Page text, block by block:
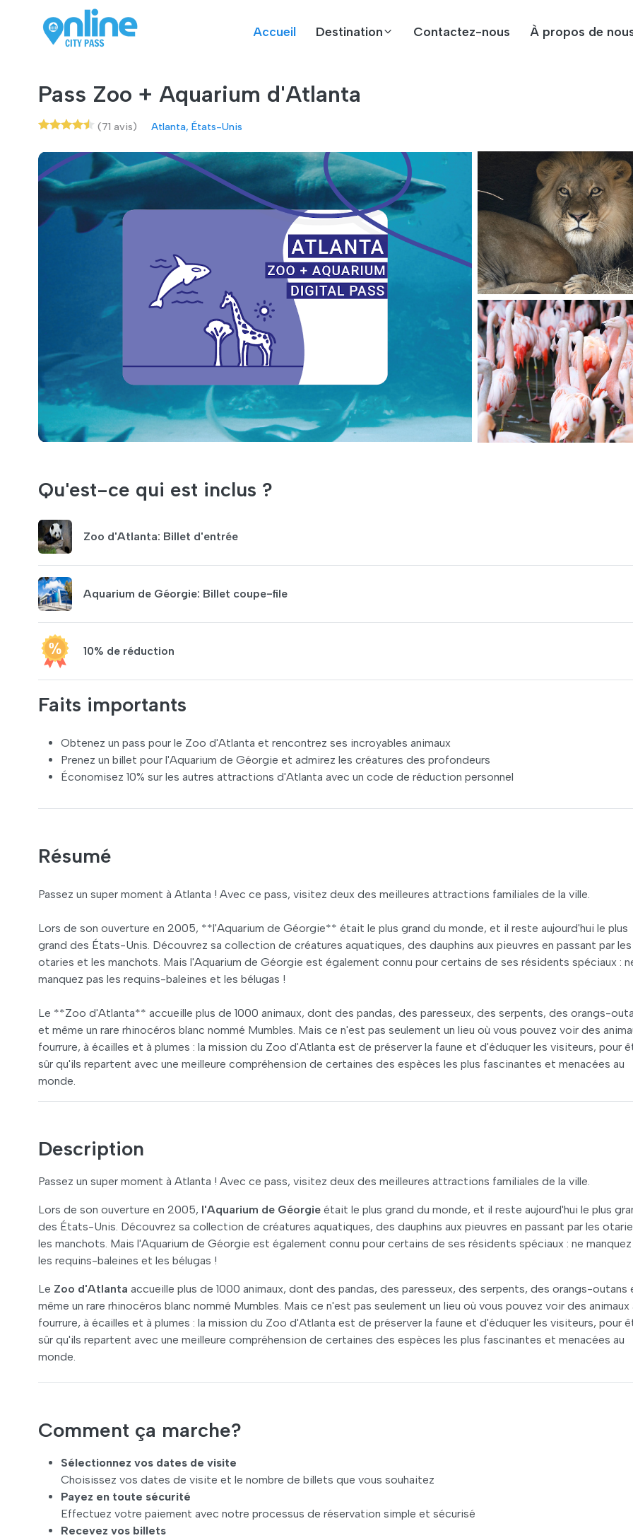
Accueil Destination Contactez-nous À propos de
Pass Zoo + Aquarium d'Atlanta
(71 avis) Atlanta, États-Unis
Qu'est-ce qui est inclus ?
Zoo d'Atlanta: Billet d'entrée
Aquarium de Géorgie: Billet coupe-file
10% de réduction
Faits importants
Obtenez un pass pour le Zoo d'Atlanta et rencontrez ses incroyables animaux
Prenez un billet pour l'Aquarium de Géorgie et admirez les créatures des profondeurs
Économisez 10% sur les autres attractions d'Atlanta avec un code de réduction personnel
Résumé
Passez un super moment à Atlanta ! Avec ce pass, visitez deux des meilleures attractions familiales de la ville.
Lors de son ouverture en 2005, **l'Aquarium de Géorgie** était le plus grand du monde, et il reste aujourd'hui le plus
grand des États-Unis. Découvrez sa collection de créatures aquatiques, des dauphins aux pieuvres en passant par les
otaries et les manchots. Mais l'Aquarium de Géorgie est également connu pour certains de ses résidents spéciaux :
manquez pas les requins-baleines et les bélugas !
Le **Zoo d'Atlanta** accueille plus de 1000 animaux, dont des pandas, des paresseux, des serpents, des orangs-
et même un rare rhinocéros blanc nommé Mumbles. Mais ce n'est pas seulement un lieu où vous pouvez voir des
fourrure, à écailles et à plumes : la mission du Zoo d'Atlanta est de préserver la faune et d'éduquer les visiteurs, pour
sûr qu'ils repartent avec une meilleure compréhension de certaines des espèces les plus fascinantes et menacées au
monde.
Description
Passez un super moment à Atlanta ! Avec ce pass, visitez deux des meilleures attractions familiales de la ville.
Lors de son ouverture en 2005, l'Aquarium de Géorgie était le plus grand du monde, et il reste aujourd'hui le plus
des États-Unis. Découvrez sa collection de créatures aquatiques, des dauphins aux pieuvres en passant par les
les manchots. Mais l'Aquarium de Géorgie est également connu pour certains de ses résidents spéciaux : ne manquez
les requins-baleines et les bélugas !
Le Zoo d'Atlanta accueille plus de 1000 animaux, dont des pandas, des paresseux, des serpents, des orangs-outans
même un rare rhinocéros blanc nommé Mumbles. Mais ce n'est pas seulement un lieu où vous pouvez voir des animaux
fourrure, à écailles et à plumes : la mission du Zoo d'Atlanta est de préserver la faune et d'éduquer les visiteurs, pour
sûr qu'ils repartent avec une meilleure compréhension de certaines des espèces les plus fascinantes et menacées au
monde.
Comment ça marche?
Sélectionnez vos dates de visite
Choisissez vos dates de visite et le nombre de billets que vous souhaitez
Payez en toute sécurité
Effectuez votre paiement avec notre processus de réservation simple et sécurisé
Recevez vos billets